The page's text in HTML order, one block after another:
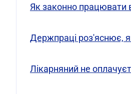
Як законно працювати
Держпраці роз'яснює,
Лікарняний не